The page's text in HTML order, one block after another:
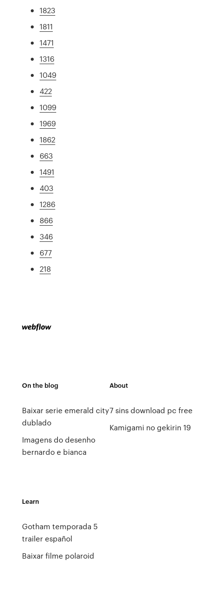
1823
1811
1471
1316
1049
422
1099
1969
1862
663
1491
403
1286
866
346
677
218
On the blog
Baixar serie emerald city
dublado
Imagens do desenho
bernardo e bianca
About
7 sins download pc free
Kamigami no gekirin 19
Learn
Gotham temporada 5
trailer español
Baixar filme polaroid